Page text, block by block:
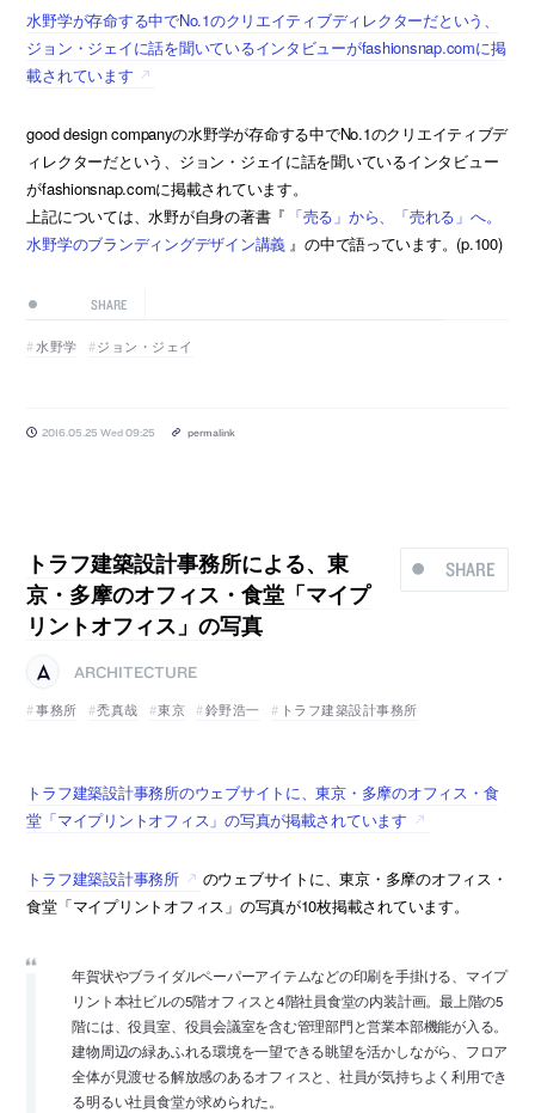
水野学が存命する中でNo.1のクリエイティブディレクターだという、
ジョン・ジェイに話を聞いているインタビューがfashionsnap.comに掲
載されています
good design companyの水野学が存命する中でNo.1のクリエイティブデ
ィレクターだという、ジョン・ジェイに話を聞いているインタビュー
がfashionsnap.comに掲載されています。
上記については、水野が自身の著書『 「売る」から、「売れる」へ。
水野学のブランディングデザイン講義 』の中で語っています。(p.100)
SHARE
水野学 ジョン・ジェイ
2016.05.25 Wed 09:25 permalink
SHARE
トラフ建築設計事務所による、東
京・多摩のオフィス・食堂「マイプ
リントオフィス」の写真
ARCHITECTURE
事務所
禿真哉 東京 鈴野浩一 トラフ建築設計事務所
トラフ建築設計事務所のウェブサイトに、東京・多摩のオフィス・食
堂「マイプリントオフィス」の写真が掲載されています
トラフ建築設計事務所
のウェブサイトに、東京・多摩のオフィス・
食堂「マイプリントオフィス」の写真が10枚掲載されています。
年賀状やブライダルペーパーアイテムなどの印刷を手掛ける、マイプ
リント本社ビルの5階オフィスと4階社員食堂の内装計画。最上階の5
階には、役員室、役員会議室を含む管理部門と営業本部機能が入る。
建物周辺の緑あふれる環境を一望できる眺望を活かしながら、フロア
全体が見渡せる解放感のあるオフィスと、社員が気持ちよく利用でき
る明るい社員食堂が求められた。